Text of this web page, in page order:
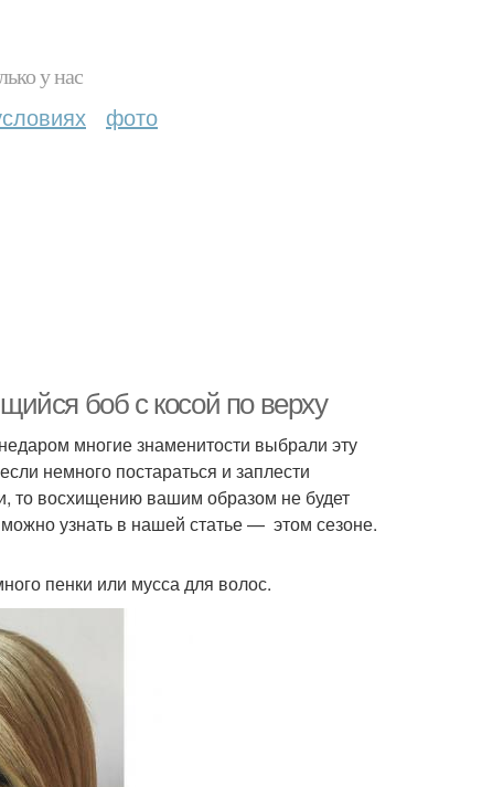
у нас
фото
боб с косой по верху
многие знаменитости выбрали эту
немного постараться и заплести
то восхищению вашим образом не будет
узнать в нашей статье — этом сезоне.
пенки или мусса для волос.